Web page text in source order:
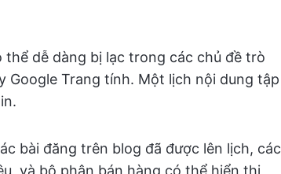
dễ dàng bị lạc trong các chủ đề trò
Google Trang tính. Một lịch nội dung tập
bài đăng trên blog đã được lên lịch, các
và bộ phận bán hàng có thể hiển thị